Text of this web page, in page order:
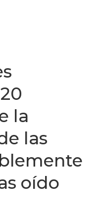
la
las
oído